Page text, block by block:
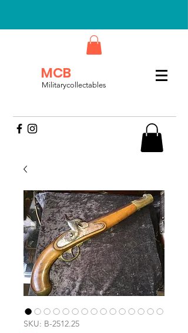
MCB
Militarycollectables
SKU: B-2512.25